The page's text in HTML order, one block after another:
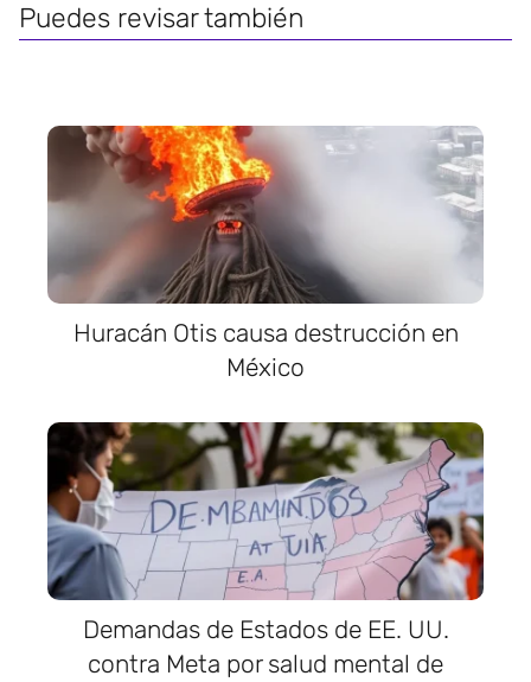
Puedes revisar también
Huracán Otis causa destrucción en
México
Demandas de Estados de EE. UU.
contra Meta por salud mental de